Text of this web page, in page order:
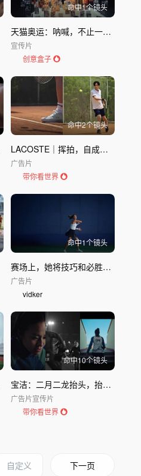
命中1个镜头
天猫奥运：呐喊，不止一种方式
宣传片
创意盒子
命中2个镜头
LACOSTE｜挥拍，自成一派
广告片
带你看世界
命中1个镜头
赛场上，她将技巧和必胜决心，倾注于每一记Ace
广告片
vidker
命中10个镜头
宝洁：二月二龙抬头，抬头向上，自有力量
广告片宣传片
带你看世界
下一页